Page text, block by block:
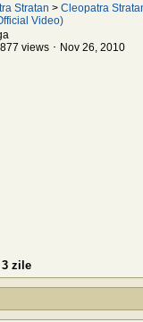
Stratan > Cleopatra
Video)
views ･ Nov 26, 2010
zile